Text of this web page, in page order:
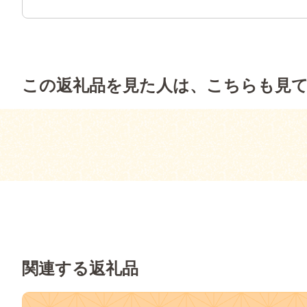
この返礼品を見た人は、こちらも見
関連する返礼品